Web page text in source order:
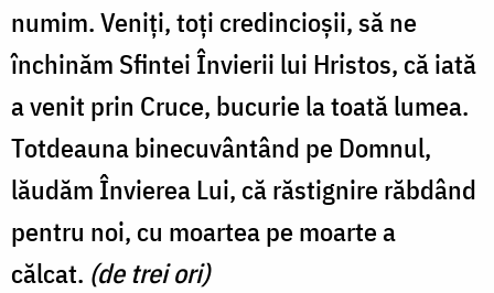
numim. Veniţi, toţi credincioşii, să ne
închinăm Sfintei Învierii lui Hristos, că iată
a venit prin Cruce, bucurie la toată lumea.
Totdeauna binecuvântând pe Domnul,
lăudăm Învierea Lui, că răstignire răbdând
pentru noi, cu moartea pe moarte a
călcat. (de trei ori)